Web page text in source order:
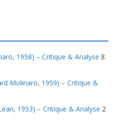
1958) – Critique & Analyse 8
Molinaro, 1959) – Critique &
1953) – Critique & Analyse 2